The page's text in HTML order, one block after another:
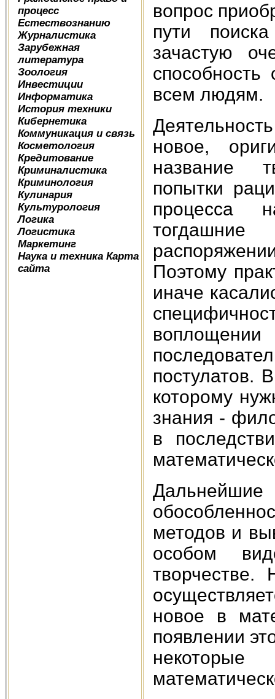
процесс
Естествознанию
Журналистика
Зарубежная
литература
Зоология
Инвестиции
Информатика
История техники
Кибернетика
Коммуникация и связь
Косметология
Кредитование
Криминалистика
Криминология
Кулинария
Культурология
Логика
Логистика
Маркетинг
Наука и техника Карта
сайта
вопрос
пути
зачастую
всем людям.
новое,
название
попытки
процесса
Поэтому
иначе
постулатов.
которому
знания -
в
Дальнейшие
методов и
особом
творчестве.
новое в
появлении